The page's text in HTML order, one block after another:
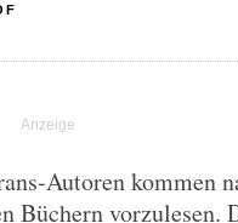
Autoren kommen
Büchern vorzulesen.